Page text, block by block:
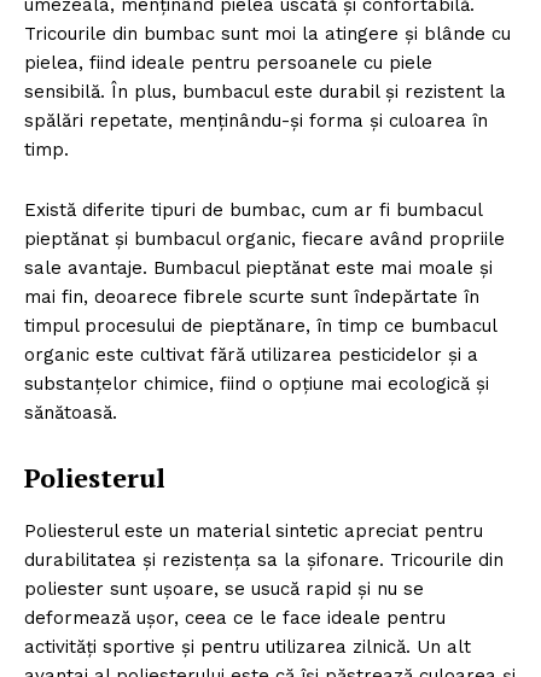
umezeala, menținând pielea uscată și confortabilă.
Tricourile din bumbac sunt moi la atingere și blânde cu
pielea, fiind ideale pentru persoanele cu piele
sensibilă. În plus, bumbacul este durabil și rezistent la
spălări repetate, menținându-și forma și culoarea în
timp.
Există diferite tipuri de bumbac, cum ar fi bumbacul
pieptănat și bumbacul organic, fiecare având propriile
sale avantaje. Bumbacul pieptănat este mai moale și
mai fin, deoarece fibrele scurte sunt îndepărtate în
timpul procesului de pieptănare, în timp ce bumbacul
organic este cultivat fără utilizarea pesticidelor și a
substanțelor chimice, fiind o opțiune mai ecologică și
sănătoasă.
Poliesterul
Poliesterul este un material sintetic apreciat pentru
durabilitatea și rezistența sa la șifonare. Tricourile din
poliester sunt ușoare, se usucă rapid și nu se
deformează ușor, ceea ce le face ideale pentru
activități sportive și pentru utilizarea zilnică. Un alt